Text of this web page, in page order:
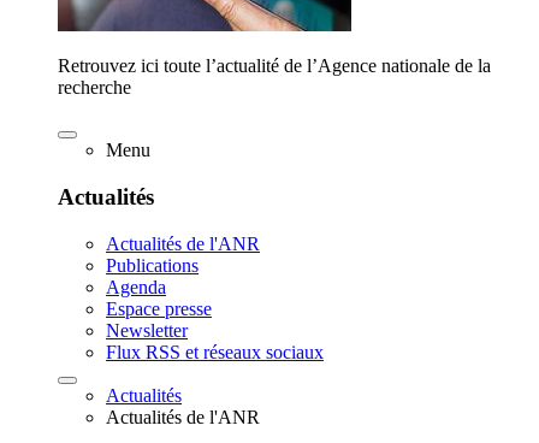
Retrouvez ici toute l’actualité de l’Agence nationale de la
recherche
Menu
Actualités
Actualités de l'ANR
Publications
Agenda
Espace presse
Newsletter
Flux RSS et réseaux sociaux
Actualités
Actualités de l'ANR